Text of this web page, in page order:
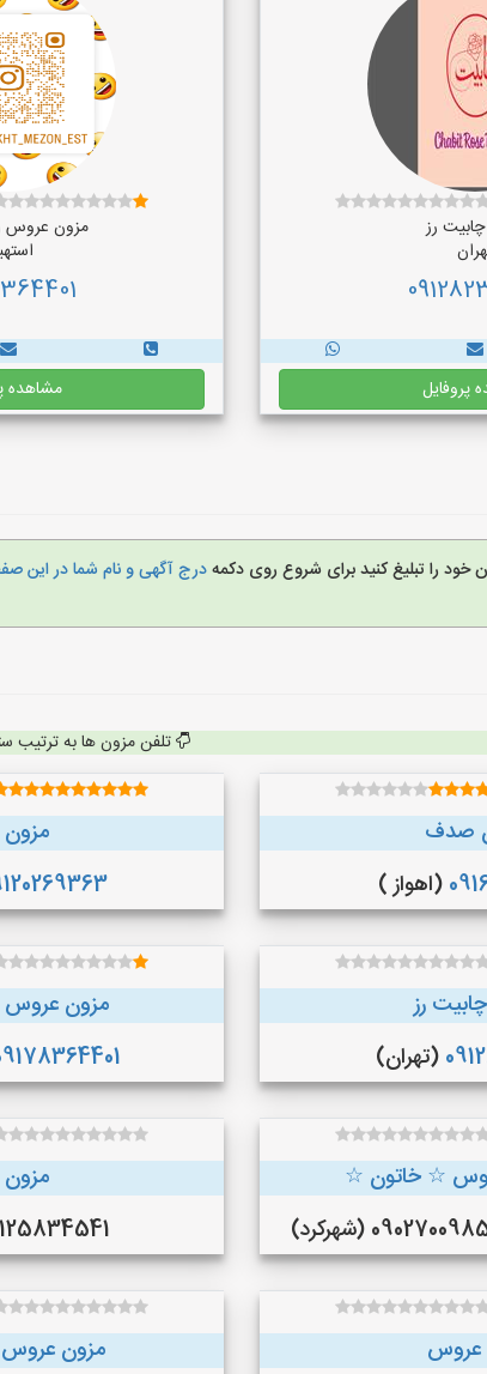
رز
پروفایل
مزون
مشاهده
خود را تبلیغ کنید برای شروع روی دکمهدرج آگهی و نام شما در این
تلفن مزون ها به ترتیب
صدف
(اهواز )
مزون
رز
(تهران)
مزون
☆ خاتون ☆
09125834541
عروس مزون عروس